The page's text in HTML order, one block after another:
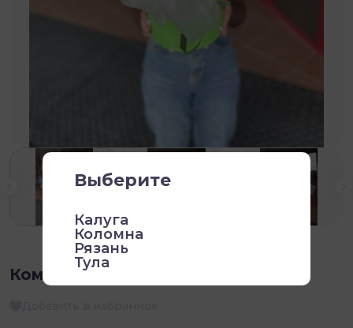
Композиция номер 1
Выберите
Калуга
Коломна
Рязань
Тула